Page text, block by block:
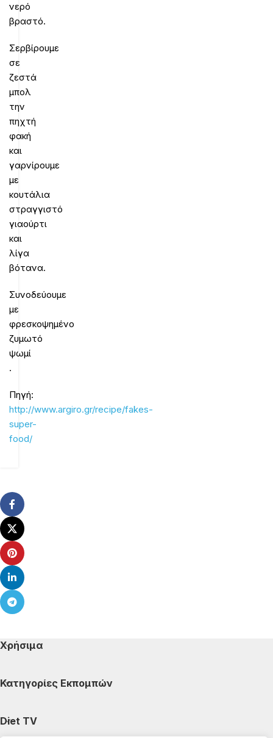
νερό
βραστό.
Σερβίρουμε
σε
ζεστά
μπολ
την
πηχτή
φακή
και
γαρνίρουμε
με
κουτάλια
στραγγιστό
γιαούρτι
και
λίγα
βότανα.
Συνοδεύουμε
με
φρεσκοψημένο
ζυμωτό
ψωμί
.
Πηγή:
http://www.argiro.gr/recipe/fakes-
super-
food/
Χρήσιμα
Κατηγορίες Εκπομπών
Diet TV